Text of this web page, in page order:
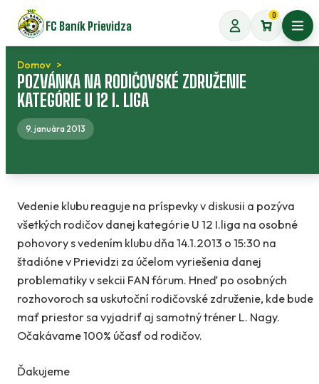
Preskočiť
na
obsah
FC Baník Prievidza
0
Domov
POZVÁNKA NA RODIČOVSKÉ ZDRUŽENIE
KATEGÓRIE U 12 I. LIGA
9. januára 2013
Vedenie klubu reaguje na príspevky v diskusii a pozýva
všetkých rodičov danej kategórie U 12 I.liga na osobné
pohovory s vedením klubu dňa 14.1.2013 o 15:30 na
štadióne v Prievidzi za účelom vyriešenia danej
problematiky v sekcii FAN fórum. Hneď po osobných
rozhovoroch sa uskutoční rodičovské združenie, kde bude
mať priestor sa vyjadriť aj samotný tréner L. Nagy.
Očakávame 100% účasť od rodičov.
Ďakujeme